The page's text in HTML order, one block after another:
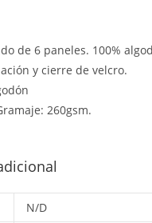
de 6 paneles. 100%
y cierre de velcro.
260gsm.
N/D